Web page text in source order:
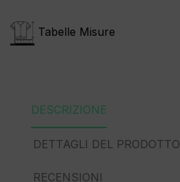
Tabelle Misure
DESCRIZIONE
DETTAGLI DEL PRODOTTO
RECENSIONI